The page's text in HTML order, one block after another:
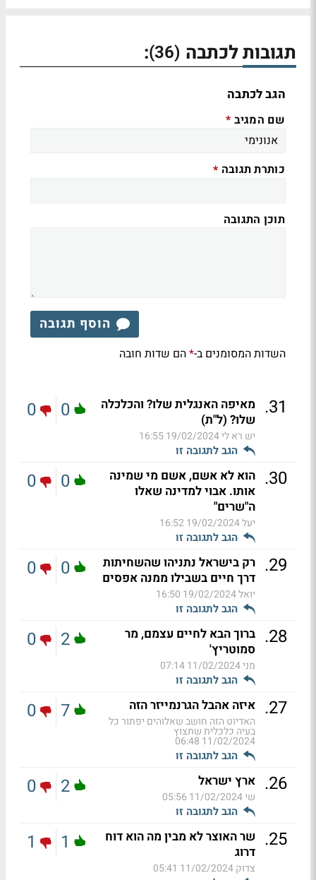
תגובות לכתבה (36)
:
הגב לכתבה
שם המגיב *
כותרת תגובה *
תוכן התגובה
הוסף תגובה
השדות המסומנים ב-*הם שדות חובה
31
. מאיפה האנגלית שלו? והכלכלה
שלו? (ל"ת)
יש רא לי19/02/2024 16:55
הגב לתגובה זו
0
0
30
. הוא לא אשם, אשם מי שמינה
אותו. אבוי למדינה שאלו
ה"שרים"
יעל19/02/2024 16:52
הגב לתגובה זו
0
0
29
. רק בישראל נתניהו שהשחיתות
דרך חיים בשבילו ממנה אפסים
יואל19/02/2024 16:50
הגב לתגובה זו
0
0
28
. ברוך הבא לחיים עצמם, מר
סמוטריץ'
מני11/02/2024 07:14
הגב לתגובה זו
2
0
27
. איזה אהבל הגרנמייזר הזה
האדיוט הזה חושב שאלוהים יפתור כל
בעיה כלכלית שתצוץ
11/02/2024 06:48
הגב לתגובה זו
7
0
26
. ארץ ישראל
שי11/02/2024 05:56
הגב לתגובה זו
2
0
25
. שר האוצר לא מבין מה הוא דוח
דרוג
צדוק11/02/2024 05:41
1
1